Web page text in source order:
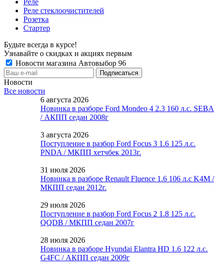
Реле стеклоочистителей
Розетка
Стартер
Будьте всегда в курсе!
Узнавайте о скидках и акциях первым
Новости магазина Автовыбор 96
Новости
Все новости
6 августа 2026
Новинка в разборе Ford Mondeo 4 2.3 160 л.с. SEBA
/ АКПП седан 2008г
3 августа 2026
Поступление в разбор Ford Focus 3 1.6 125 л.с.
PNDA / МКПП хетчбек 2013г.
31 июля 2026
Новинка в разборе Renault Fluence 1.6 106 л.с K4M /
МКПП седан 2012г.
29 июля 2026
Поступление в разбор Ford Focus 2 1.8 125 л.с.
QQDB / МКПП седан 2007г
28 июля 2026
Новинка в разборе Hyundai Elantra HD 1.6 122 л.с.
G4FC / АКПП седан 2009г